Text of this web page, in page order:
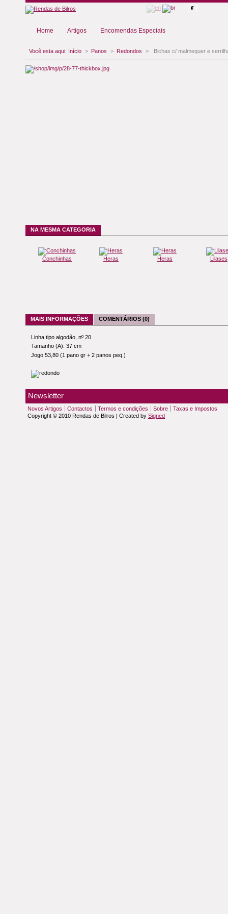
€
Home Artigos Encomendas Especiais
Você esta aqui: Início > Panos > Redondos > Bichas c/ malmequer e
NA MESMA CATEGORIA
Conchinhas Heras Heras Lilases
MAIS INFORMAÇÕES COMENTÁRIOS (0)
Linha tipo algodão, nº 20
Tamanho (A): 37 cm
Jogo 53,80 (1 pano gr + 2 panos peq.)
Newsletter
Novos Artigos Contactos Termos e condições Sobre
Taxas e Impostos
Copyright © 2010 Rendas de Bilros | Created by Signed